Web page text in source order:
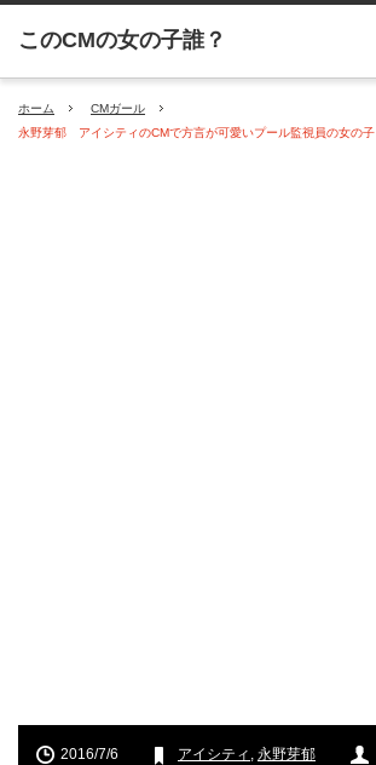
ホーム
CMガール
永野芽郁 アイシティのCMで方言が可愛いプール監視員の女の子
2016/7/6 アイシティ , 永野芽郁